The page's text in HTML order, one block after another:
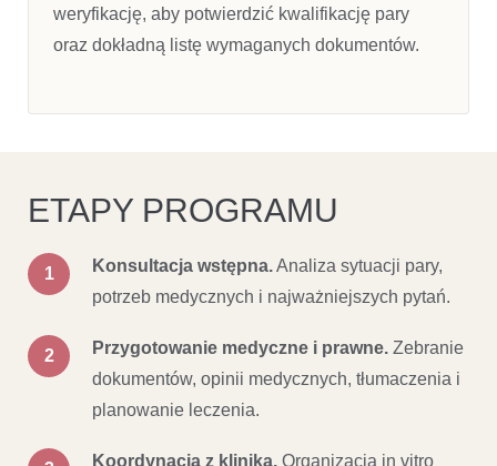
weryfikację, aby potwierdzić kwalifikację pary
oraz dokładną listę wymaganych dokumentów.
ETAPY PROGRAMU
Konsultacja wstępna.Analiza sytuacji pary,
potrzeb medycznych i najważniejszych pytań.
Przygotowanie medyczne i prawne. Zebranie
dokumentów, opinii medycznych, tłumaczenia i
planowanie leczenia.
Koordynacja z kliniką. Organizacja in vitro